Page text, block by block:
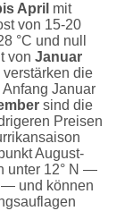
April mit
von 15-20
°C und null
von Januar
verstärken die
Januar
sind die
Preisen
August-
unter 12° N —
— und können